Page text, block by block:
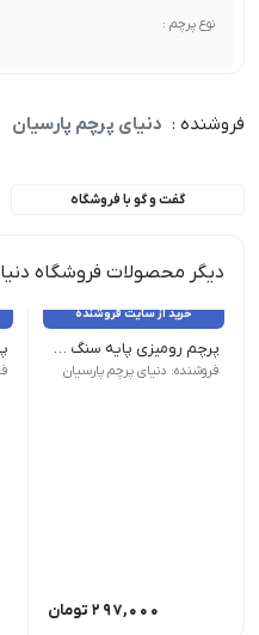
نوع پرچم :
فروشنده : دنیای پرچم پارسیان
گفت و گو با فروشگاه
دیگر محصولات فروشگاه
خرید از سایت فروشنده
پرچم رومیزی پایه سنگ ساتن براق دور لیزر ملل
فروشنده: دنیای پرچم پارسیان
297,000 تومان